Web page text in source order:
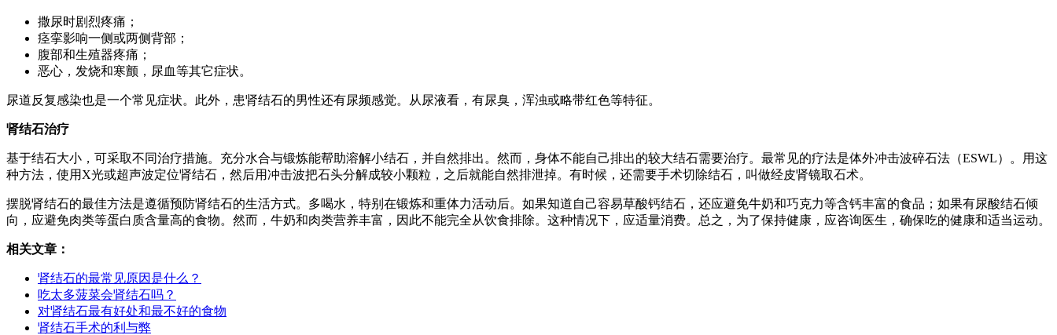
撒尿时剧烈疼痛；
痉挛影响一侧或两侧背部；
腹部和生殖器疼痛；
恶心，发烧和寒颤，尿血等其它症状。
尿道反复感染也是一个常见症状。此外，患肾结石的男性还有尿频感觉。从尿液看，有尿臭，浑浊或略带红色等特征。
肾结石治疗
基于结石大小，可采取不同治疗措施。充分水合与锻炼能帮助溶解小结石，并自然排出。然而，身体不能自己排出的较大结石需要治疗。最常见的疗法是体外冲击波碎石法（ESWL）。用这
种方法，使用X光或超声波定位肾结石，然后用冲击波把石头分解成较小颗粒，之后就能自然排泄掉。有时候，还需要手术切除结石，叫做经皮肾镜取石术。
摆脱肾结石的最佳方法是遵循预防肾结石的生活方式。多喝水，特别在锻炼和重体力活动后。如果知道自己容易草酸钙结石，还应避免牛奶和巧克力等含钙丰富的食品；如果有尿酸结石倾
向，应避免肉类等蛋白质含量高的食物。然而，牛奶和肉类营养丰富，因此不能完全从饮食排除。这种情况下，应适量消费。总之，为了保持健康，应咨询医生，确保吃的健康和适当运动。
相关文章：
肾结石的最常见原因是什么？
吃太多菠菜会肾结石吗？
对肾结石最有好处和最不好的食物
肾结石手术的利与弊